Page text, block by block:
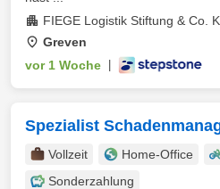
FIEGE Logistik Stiftung & Co.
Greven
vor 1 Woche
Spezialist
Vollzeit Home-Office
Sonderzahlung